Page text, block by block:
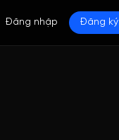
Đăng nhập Đăng ký